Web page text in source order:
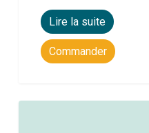
Lire la suite
Commander